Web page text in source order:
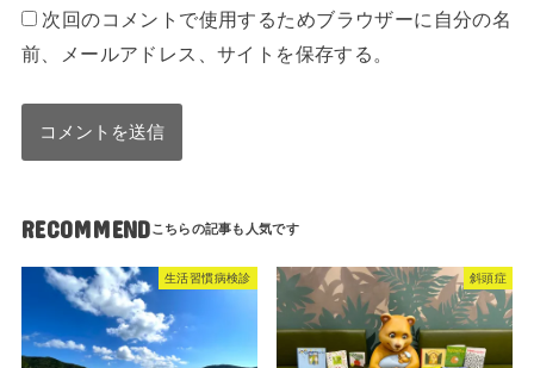
次回のコメントで使用するためブラウザーに自分の名
前、メールアドレス、サイトを保存する。
RECOMMEND
生活習慣病検診 斜頭症